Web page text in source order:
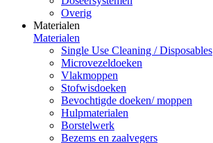
Overig
Materialen
Materialen
Single Use Cleaning / Disposables
Microvezeldoeken
Vlakmoppen
Stofwisdoeken
Bevochtigde doeken/ moppen
Hulpmaterialen
Borstelwerk
Bezems en zaalvegers